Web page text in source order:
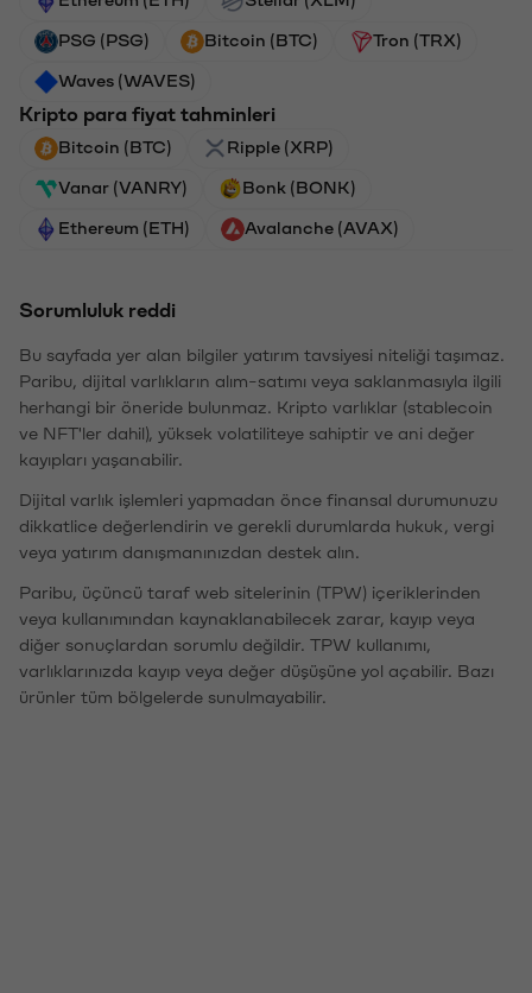
PSG (PSG) Bitcoin (BTC) Tron (TRX)
Waves (WAVES)
Kripto para fiyat tahminleri
Bitcoin (BTC) Ripple (XRP)
Vanar (VANRY) Bonk (BONK)
Ethereum (ETH) Avalanche (AVAX)
Sorumluluk reddi
Bu sayfada yer alan bilgiler yatırım tavsiyesi niteliği taşımaz.
Paribu, dijital varlıkların alım-satımı veya saklanmasıyla ilgili
herhangi bir öneride bulunmaz. Kripto varlıklar (stablecoin
ve NFT'ler dahil), yüksek volatiliteye sahiptir ve ani değer
kayıpları yaşanabilir.
Dijital varlık işlemleri yapmadan önce finansal durumunuzu
dikkatlice değerlendirin ve gerekli durumlarda hukuk, vergi
veya yatırım danışmanınızdan destek alın.
Paribu, üçüncü taraf web sitelerinin (TPW) içeriklerinden
veya kullanımından kaynaklanabilecek zarar, kayıp veya
diğer sonuçlardan sorumlu değildir. TPW kullanımı,
varlıklarınızda kayıp veya değer düşüşüne yol açabilir. Bazı
ürünler tüm bölgelerde sunulmayabilir.